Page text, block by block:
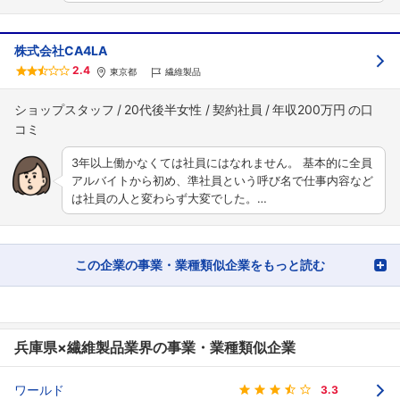
株式会社CA4LA
2.4 東京都 繊維製品
ショップスタッフ 20代後半女性 契約社員 年収200万円
3年以上働かなくては社員にはなれません。 基本的に全員
アルバイトから初め、準社員という呼び名で仕事内容など
は社員の人と変わらず大変でした。…
この企業の事業・業種類似企業をもっと読む
兵庫県×繊維製品業界の事業・業種類似企業
ワールド 3.3